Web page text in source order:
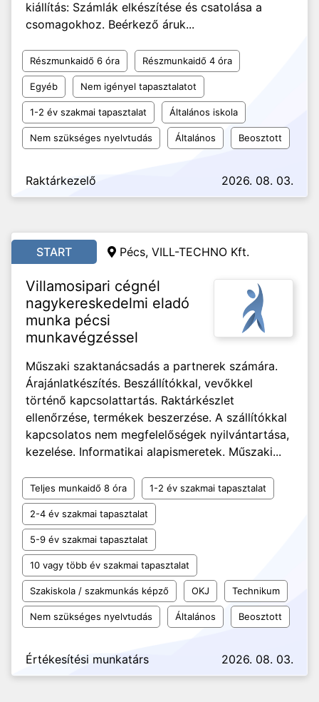
kiállítás: Számlák elkészítése és csatolása a
csomagokhoz. Beérkező áruk...
Részmunkaidő 6 óra Részmunkaidő 4 óra
Egyéb Nem igényel tapasztalatot
1-2 év szakmai tapasztalat Általános iskola
Nem szükséges nyelvtudás Általános Beosztott
Raktárkezelő 2026. 08. 03.
START Pécs, VILL-TECHNO Kft.
Villamosipari cégnél
nagykereskedelmi eladó
munka pécsi
munkavégzéssel
Műszaki szaktanácsadás a partnerek számára.
Árajánlatkészítés. Beszállítókkal, vevőkkel
történő kapcsolattartás. Raktárkészlet
ellenőrzése, termékek beszerzése. A szállítókkal
kapcsolatos nem megfelelőségek nyilvántartása,
kezelése. Informatikai alapismeretek. Műszaki...
Teljes munkaidő 8 óra 1-2 év szakmai tapasztalat
2-4 év szakmai tapasztalat
5-9 év szakmai tapasztalat
10 vagy több év szakmai tapasztalat
Szakiskola / szakmunkás képző OKJ Technikum
Nem szükséges nyelvtudás Általános Beosztott
Értékesítési munkatárs 2026. 08. 03.